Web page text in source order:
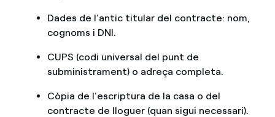
Dades de l'antic titular del contracte: nom,
cognoms i DNI.
CUPS (codi universal del punt de
subministrament) o adreça completa.
Còpia de l'escriptura de la casa o del
contracte de lloguer (quan sigui necessari).